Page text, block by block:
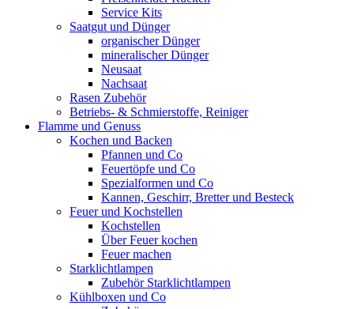
Service Kits
Saatgut und Dünger
organischer Dünger
mineralischer Dünger
Neusaat
Nachsaat
Rasen Zubehör
Betriebs- & Schmierstoffe, Reiniger
Flamme und Genuss
Kochen und Backen
Pfannen und Co
Feuertöpfe und Co
Spezialformen und Co
Kannen, Geschirr, Bretter und Besteck
Feuer und Kochstellen
Kochstellen
Über Feuer kochen
Feuer machen
Starklichtlampen
Zubehör Starklichtlampen
Kühlboxen und Co